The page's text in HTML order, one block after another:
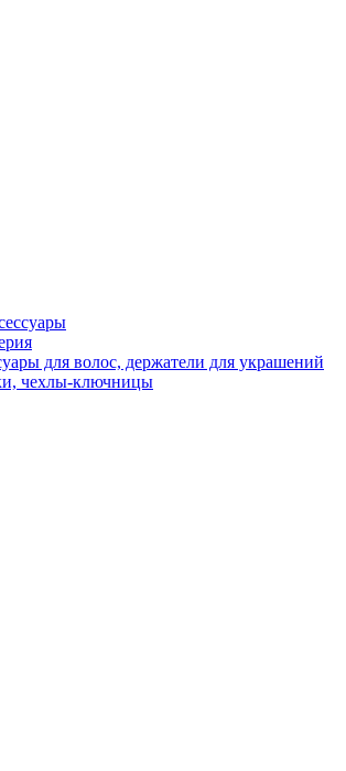
для волос, держатели для украшений
чехлы-ключницы